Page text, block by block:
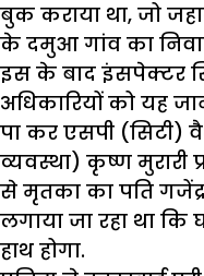
बुक कराया था, जो
के दमुआ गांव का
इस के बाद इंसपेक्टर
अधिकारियों को यह
पा कर एसपी (सिटी)
व्यवस्था) कृष्ण मुरारी
से मृतका का पति
लगाया जा रहा था
हाथ होगा.